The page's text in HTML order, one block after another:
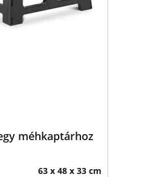
méhkaptárhoz
63 x 48 x 33 cm